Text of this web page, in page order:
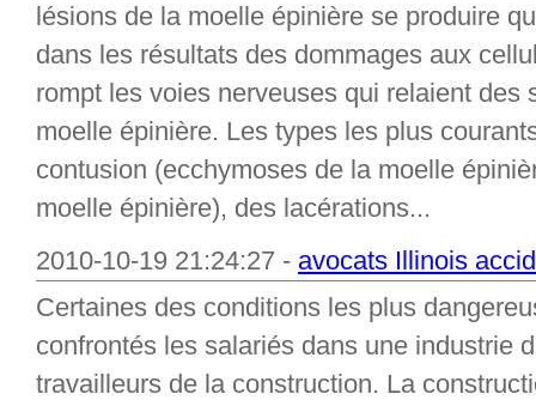
lésions de la moelle épinière se produire
dans les résultats des dommages aux
rompt les voies nerveuses qui relaient des
moelle épinière. Les types les plus
contusion (ecchymoses de la moelle
moelle épinière), des lacérations...
2010-10-19 21:24:27 - avocats Illinois
Certaines des conditions les plus
confrontés les salariés dans une industrie
travailleurs de la construction. La